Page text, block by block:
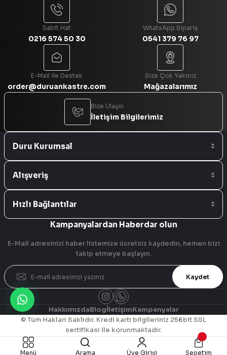
Sabit Hat
0216 574 50 30
WhatsApp Sipariş
0541 379 76 97
E-Mail ile Destek
order@duruankastre.com
Size Çok Yakınız
Mağazalarımız
Bize Ulaşın
İletişim Bilgilerimiz
Duru Kurumsal
Alışveriş
Hızlı Bağlantılar
Kampanyalardan Haberdar olun
E-Mail adresinizi haber listemize ücretsiz kaydedin, hemen bizi
takip etmeye başlayın.
Kaydet
HakkımızdaBlogİletişimKampanyalar
© Tüm Hakları Saklıdır. Kredi kartı bilgileriniz 256bit SSL
sertifikası ile korunmaktadır.
Menü Arama Üye Girişi Sepetim
e-
ile